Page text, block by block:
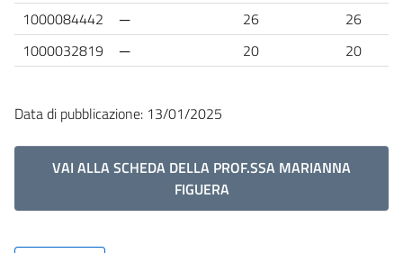
1000084442
─ 26
26
1000032819
─ 20 20
Data di pubblicazione: 13/01/2025
VAI ALLA SCHEDA DELLA PROF.SSA MARIANNA
FIGUERA